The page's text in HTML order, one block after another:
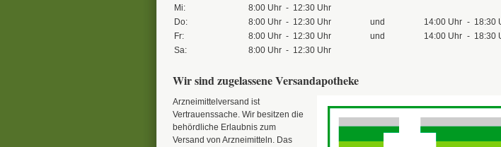
Mi:
8:00 Uhr - 12:30 Uhr
Do:
8:00 Uhr - 12:30 Uhr und 14:00 Uhr - 18:30
Fr:
8:00 Uhr - 12:30 Uhr und 14:00 Uhr - 18:30
Sa:
8:00 Uhr - 12:30 Uhr
Wir sind zugelassene Versandapotheke
Arzneimittelversand ist
Vertrauenssache. Wir besitzen die
behördliche Erlaubnis zum
Versand von Arzneimitteln. Das